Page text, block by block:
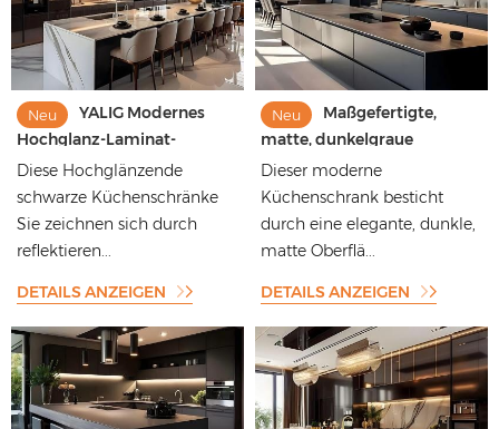
Neu
YALIG Modernes
Hochglanz-Laminat-
Küchenschrank-Set im
geradlinigen Design aus
Holz
Diese Hochglänzende
schwarze Küchenschränke
Sie zeichnen sich durch
reflektieren...
DETAILS ANZEIGEN
Neu
Maßgefertigte,
matte, dunkelgraue
Küchenschränke aus
Küchenmöbel-Set
Dieser moderne
Küchenschrank besticht
durch eine elegante, dunkle,
matte Oberflä...
DETAILS ANZEIGEN